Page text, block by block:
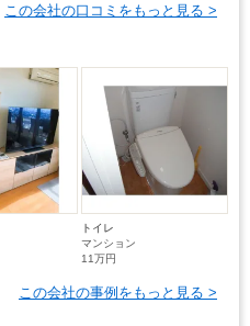
この会社の口コミをもっと見る >
トイレ
マンション
11万円
この会社の事例をもっと見る >